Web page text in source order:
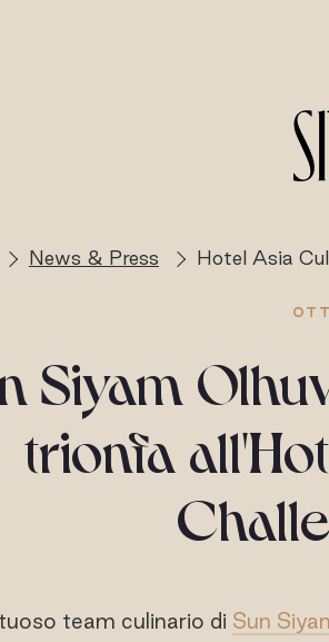
News & Press Hotel Asia
Siyam
trionfa
team culinario di Sun